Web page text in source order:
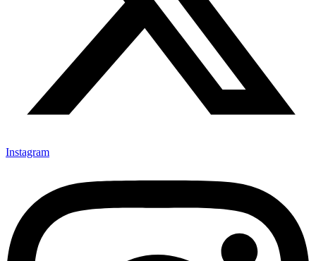
Instagram